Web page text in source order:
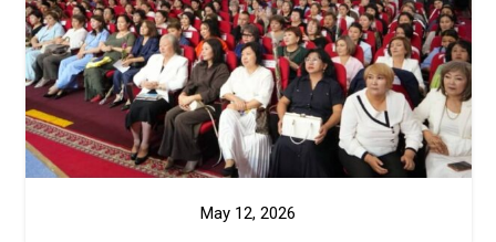
May 12, 2026